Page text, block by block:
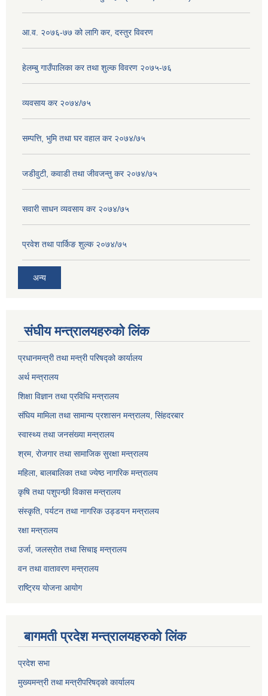
आ.व. २०७६-७७ को लागि कर, दस्तुर विवरण
हेलम्बु गाउँपालिका कर तथा शुल्क विवरण २०७५-७६
व्यवसाय कर २०७४/७५
सम्पत्ति, भुमि तथा घर वहाल कर २०७४/७५
जडीवुटी, कवाडी तथा जीवजन्तु कर २०७४/७५
सवारी साधन व्यवसाय कर २०७४/७५
प्रवेश तथा पार्किङ शुल्क २०७४/७५
अन्य
संघीय मन्त्रालयहरुको लिंक
प्रधानमन्त्री तथा मन्त्री परिषद्को कार्यालय
अर्थ मन्त्रालय
शिक्षा विज्ञान तथा प्रविधि मन्त्रालय
संघिय मामिला तथा सामान्य प्रशासन मन्त्रालय, सिंहदरबार
स्वास्थ्य तथा जनसंख्या मन्त्रालय
श्रम, रोजगार तथा सामाजिक सुरक्षा मन्त्रालय
महिला, बालबालिका तथा ज्येष्ठ नागरिक मन्त्रालय
कृषि तथा पशुपन्छी विकास मन्त्रालय
संस्कृति, पर्यटन तथा नागरिक उड्डयन मन्त्रालय
रक्षा मन्त्रालय
उर्जा, जलस्रोत तथा सिचाइ मन्त्रालय
वन तथा वातावरण मन्त्रालय
राष्ट्रिय योजना आयोग
बागमती प्रदेश मन्त्रालयहरुको लिंक
प्रदेश सभा
मुख्यमन्त्री तथा मन्त्रीपरिषद्को कार्यालय